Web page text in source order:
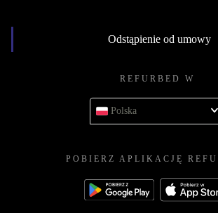
Odstąpienie od umowy
REFURBED W
Polska
POBIERZ APLIKACJĘ